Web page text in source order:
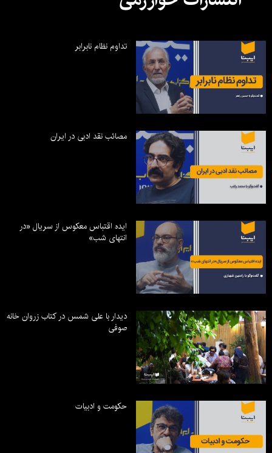
تداوم نظام نابرابر
مصائب نقد ادبی در ایران
ایده اقتباس معکوس از سریال «در
انتهای شب»
دیدار با علی شمس در کتاب زروان خانه
صوفی
حکومت و ادبیات